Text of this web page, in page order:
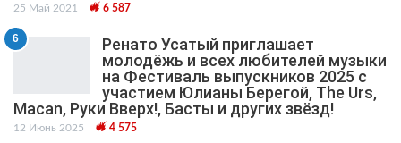
25 Май 2021 6 587
6
Ренато Усатый приглашает
молодёжь и всех любителей музыки
на Фестиваль выпускников 2025 с
участием Юлианы Берегой, The Urs,
Macan, Руки Вверх!, Басты и других звёзд!
12 Июнь 2025 4 575